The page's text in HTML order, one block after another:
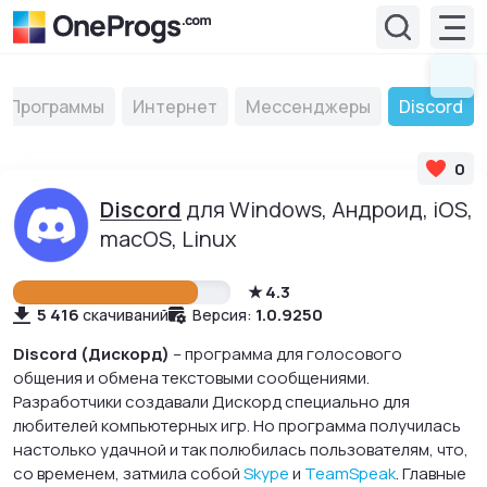
Программы Интернет Мессенджеры Discord
Discord для Windows, Андроид, iOS,
macOS, Linux
0
4.3
5 416 скачиваний Версия: 1.0.9250
Discord (Дискорд) – программа для голосового
общения и обмена текстовыми сообщениями.
Разработчики создавали Дискорд специально для
любителей компьютерных игр. Но программа получилась
настолько удачной и так полюбилась пользователям, что,
со временем, затмила собойSkypeи TeamSpeak. Главные